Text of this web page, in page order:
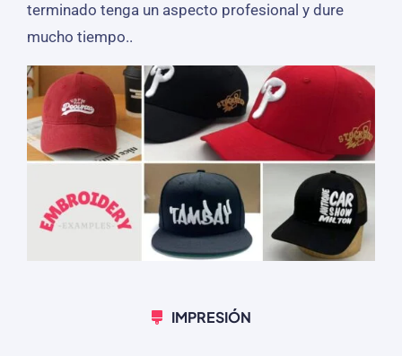
terminado tenga un aspecto profesional y dure
mucho tiempo..
IMPRESIÓN